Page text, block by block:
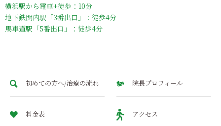
初めての方へ/治療の流れ 院長プロフィール
料金表 アクセス
横浜駅から電車+徒歩：10分
地下鉄関内駅「3番出口」：徒歩4分
馬車道駅「5番出口」：徒歩4分